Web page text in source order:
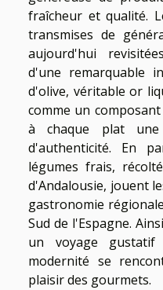
fraîcheur et qualité.
transmises de
aujourd'hui
d'une remarquable
d'olive, véritable or
comme un
à chaque plat
d'authenticité. En
légumes frais,
d'Andalousie, jouent
gastronomie
Sud de l'Espagne.
un voyage
modernité se
plaisir des gourmets.